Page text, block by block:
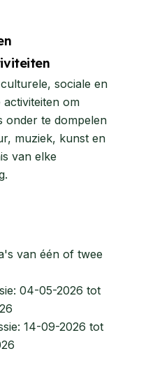
sociale en
activiteiten om
onder te dompelen
muziek, kunst en
van elke
van één of twee
04-05-2026 tot
14-09-2026 tot